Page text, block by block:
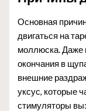
Основная
двигаться на
моллюска. Даже
окончания в
внешние
уксус, которые
стимуляторы